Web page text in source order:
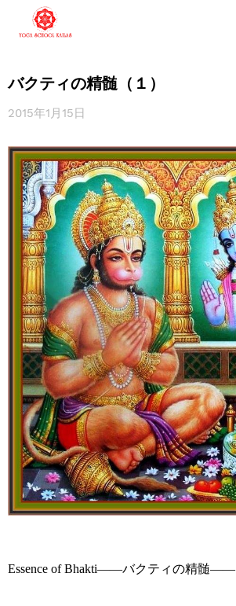
バクティの精髄（１）
2015年1月15日
Essence of Bhakti――バクティの精髄――